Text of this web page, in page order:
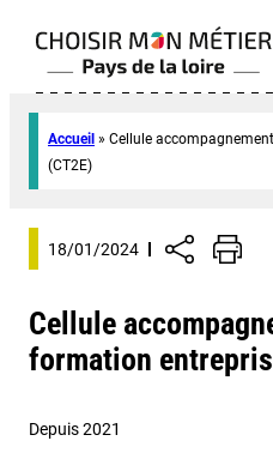
Accueil » Cellule
(CT2E)
18/01/2024
Cellule
formation
Depuis 2021